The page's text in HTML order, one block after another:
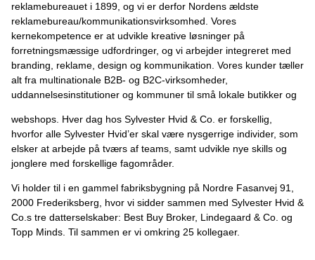
reklamebureauet i 1899, og vi er derfor Nordens ældste
reklamebureau/kommunikationsvirksomhed. Vores
kernekompetence er at udvikle kreative løsninger på
forretningsmæssige udfordringer, og vi arbejder integreret med
branding, reklame, design og kommunikation. Vores kunder tæller
alt fra multinationale B2B- og B2C-virksomheder,
uddannelsesinstitutioner og kommuner til små lokale butikker og
webshops. Hver dag hos Sylvester Hvid & Co. er forskellig,
hvorfor alle Sylvester Hvid’er skal være nysgerrige individer, som
elsker at arbejde på tværs af teams, samt udvikle nye skills og
jonglere med forskellige fagområder.
Vi holder til i en gammel fabriksbygning på Nordre Fasanvej 91,
2000 Frederiksberg, hvor vi sidder sammen med Sylvester Hvid &
Co.s tre datterselskaber: Best Buy Broker, Lindegaard & Co. og
Topp Minds. Til sammen er vi omkring 25 kollegaer.